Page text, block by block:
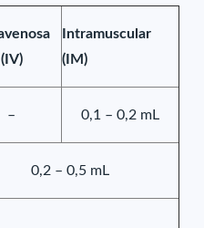
(IV)
Intramuscular
(IM)
– 0,1 – 0,2 mL
0,2 – 0,5 mL